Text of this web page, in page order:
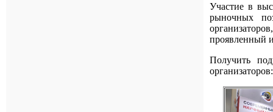
Участие в
рыночных
проявленный
Получить